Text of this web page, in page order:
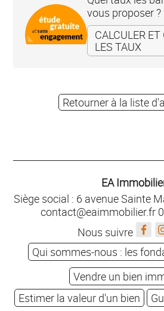
vous proposer ?
CALCULER
LES TAUX
Retourner à la liste
EA
Siège social : 6 avenue Sainte
contact@eaimmobilier.fr
Nous suivre
Qui sommes-nous : les
Vendre un bien
Estimer la valeur d'un bien